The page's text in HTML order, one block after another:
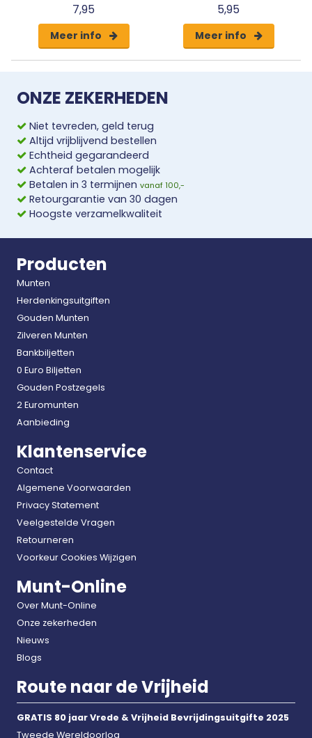
7,95
Meer info
5,95
Meer info
ONZE ZEKERHEDEN
Niet tevreden, geld terug
Altijd vrijblijvend bestellen
Echtheid gegarandeerd
Achteraf betalen mogelijk
Betalen in 3 termijnen vanaf 100,-
Retourgarantie van 30 dagen
Hoogste verzamelkwaliteit
Producten
Munten
Herdenkingsuitgiften
Gouden Munten
Zilveren Munten
Bankbiljetten
0 Euro Biljetten
Gouden Postzegels
2 Euromunten
Aanbieding
Klantenservice
Contact
Algemene Voorwaarden
Privacy Statement
Veelgestelde Vragen
Retourneren
Voorkeur Cookies Wijzigen
Munt-Online
Over Munt-Online
Onze zekerheden
Nieuws
Blogs
Route naar de Vrijheid
GRATIS 80 jaar Vrede & Vrijheid Bevrijdingsuitgifte 2025
Tweede Wereldoorlog